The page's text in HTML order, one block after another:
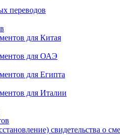
переводов
для Китая
для ОАЭ
для Египта
для Италии
свидетельства о